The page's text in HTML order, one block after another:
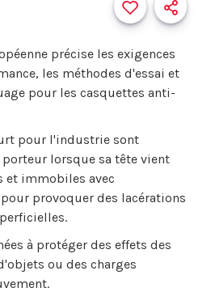
précise les exigences
les méthodes d'essai et
pour les casquettes anti-
pour l'industrie sont
lorsque sa tête vient
et immobiles avec
provoquer des lacérations
à protéger des effets des
ou des charges